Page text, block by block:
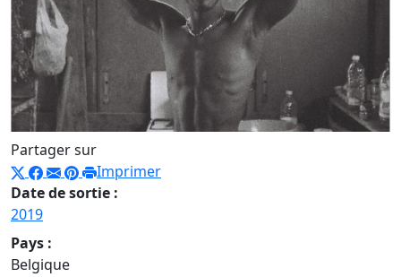
Partager sur
Imprimer
Date de sortie :
2019
Pays :
Belgique